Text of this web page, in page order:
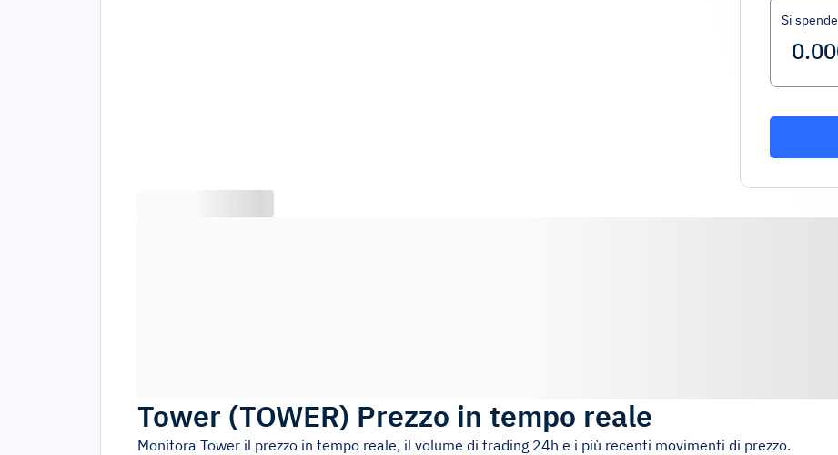
Si spende
Tower (TOWER) Prezzo in tempo reale
Monitora Tower il prezzo in tempo reale, il volume di trading 24h e i più recenti movimenti di prezzo.